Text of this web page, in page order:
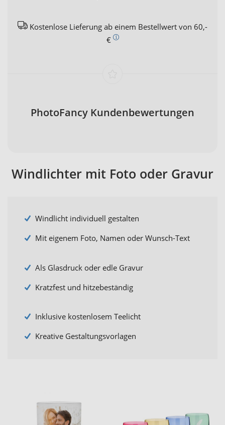
Kostenlose Lieferung ab einem Bestellwert von 60,-
€
PhotoFancy Kundenbewertungen
Windlichter mit Foto oder Gravur
Windlicht individuell gestalten
Mit eigenem Foto, Namen oder Wunsch-Text
Als Glasdruck oder edle Gravur
Kratzfest und hitzebeständig
Inklusive kostenlosem Teelicht
Kreative Gestaltungsvorlagen